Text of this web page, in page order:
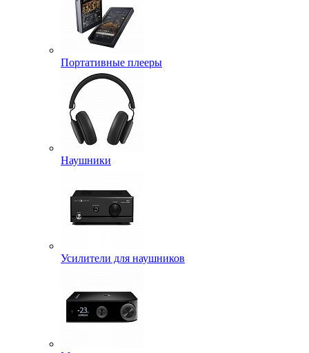
Портативные плееры
Наушники
Усилители для наушников